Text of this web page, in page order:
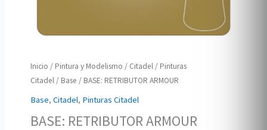
Inicio / Pintura y Modelismo / Citadel / Pinturas
Citadel / Base / BASE: RETRIBUTOR ARMOUR
Base,Citadel, Pinturas Citadel
BASE: RETRIBUTOR ARMOUR